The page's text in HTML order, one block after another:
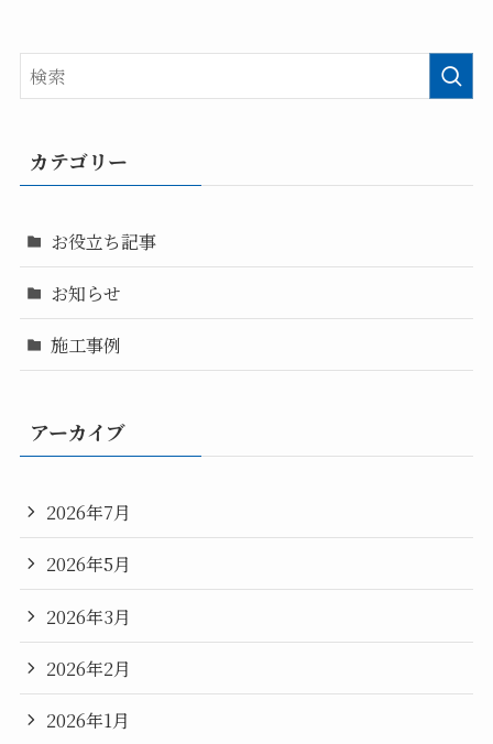
カテゴリー
お役立ち記事
お知らせ
施工事例
アーカイブ
2026年7月
2026年5月
2026年3月
2026年2月
2026年1月